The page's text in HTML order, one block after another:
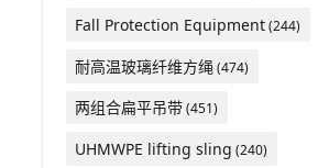
Fall Protection Equipment(244)
耐高温玻璃纤维方绳 (474)
两组合扁平吊带(451)
UHMWPE lifting sling (240)